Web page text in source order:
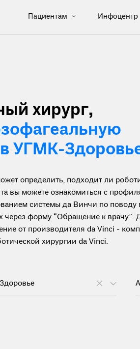
Пациентам Инфоцентр
хирург,
УГМК-
определить, подходит ли
вы можете ознакомиться с
системы да Винчи по поводу
форму “Обращение к врачу”.
от производителя da Vinci -
хирургии da Vinci.